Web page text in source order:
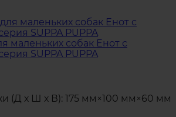
маленьких собак Енот с
SUPPA PUPPA
(Д х Ш х В): 175 мм×100 мм×60 мм